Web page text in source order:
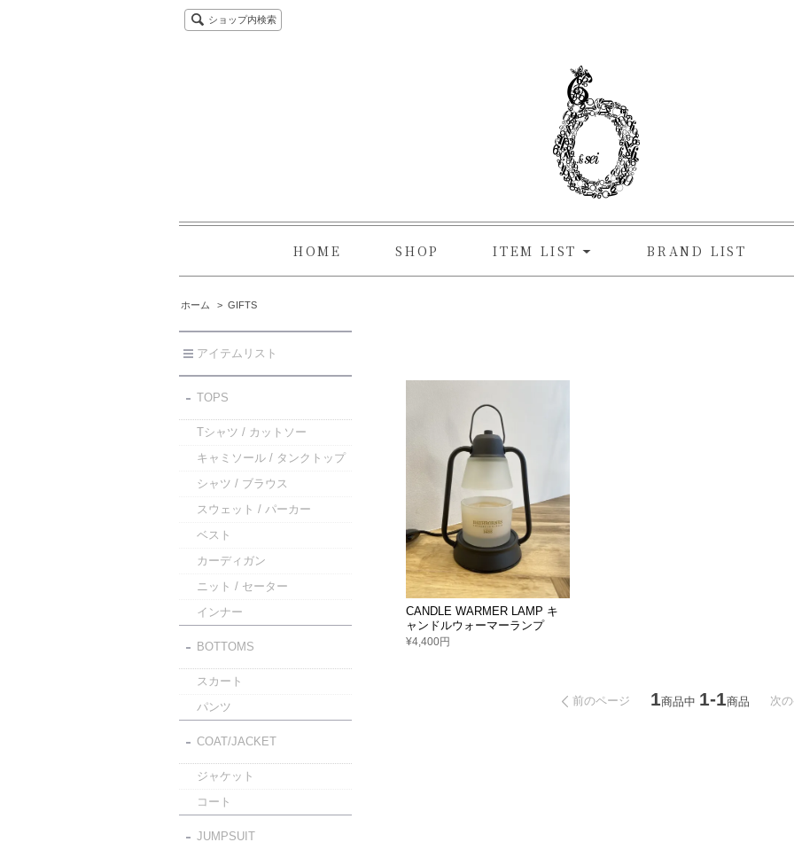
ショップ内検索
HOME SHOP ITEM LIST BRAND LIST
ホーム > GIFTS
アイテムリスト
TOPS
Tシャツ / カットソー
キャミソール / タンクトップ
シャツ / ブラウス
スウェット / パーカー
ベスト
カーディガン
ニット / セーター
インナー
BOTTOMS
スカート
パンツ
COAT/JACKET
ジャケット
コート
JUMPSUIT
CANDLE WARMER LAMP キ
ャンドルウォーマーランプ
¥4,400円
前のページ 1商品中 1-1商品 次